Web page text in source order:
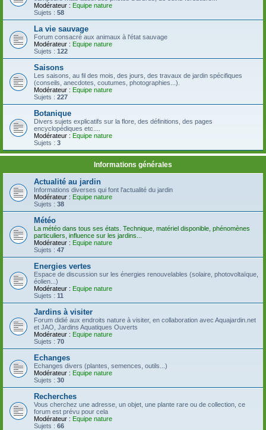
Modérateur : Equipe nature
Sujets : 58
La vie sauvage
Forum consacré aux animaux à l'état sauvage
Modérateur : Equipe nature
Sujets : 122
Saisons
Les saisons, au fil des mois, des jours, des travaux de jardin spécifiques
(conseils, anecdotes, coutumes, photographies...).
Modérateur : Equipe nature
Sujets : 227
Botanique
Divers sujets explicatifs sur la flore, des définitions, des pages
encyclopédiques etc....
Modérateur : Equipe nature
Sujets : 3
Informations générales
Actualité au jardin
Informations diverses qui font l'actualité du jardin
Modérateur : Equipe nature
Sujets : 38
Météo
La météo dans tous ses états. Technique, matériel disponible, phénomènes
particuliers, influence sur les jardins...
Modérateur : Equipe nature
Sujets : 47
Energies vertes
Espace de discussion sur les énergies renouvelables (solaire, photovoltaïque,
éolien...)
Modérateur : Equipe nature
Sujets : 11
Jardins à visiter
Forum didié aux endroits nature à visiter, en collaboration avec Aquajardin.net
et JAO, Jardins Aquatiques Ouverts
Modérateur : Equipe nature
Sujets : 70
Echanges
Echanges divers (plantes, semences, outils...)
Modérateur : Equipe nature
Sujets : 30
Recherches
Vous cherchez une adresse, un objet, une plante rare ou de collection, ce
forum est prévu pour cela
Modérateur : Equipe nature
Sujets : 66